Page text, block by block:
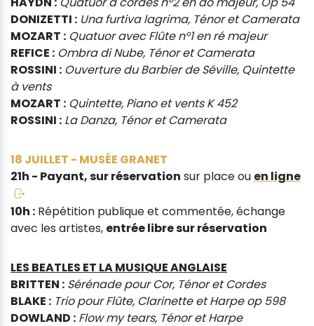
DONIZETTI : Una furtiva lagrima, Ténor et Camerata
MOZART : Quatuor avec Flûte n°1 en ré majeur
REFICE : Ombra di Nube, Ténor et Camerata
ROSSINI : Ouverture du Barbier de Séville, Quintette
à vents
MOZART : Quintette, Piano et vents K 452
ROSSINI : La Danza, Ténor et Camerata
18 JUILLET - MUSÉE GRANET
21h - Payant, sur réservation sur place ou en ligne
10h : Répétition publique et commentée, échange
avec les artistes, entrée libre sur réservation
LES BEATLES ET LA MUSIQUE ANGLAISE
BRITTEN : Sérénade pour Cor, Ténor et Cordes
BLAKE : Trio pour Flûte, Clarinette et Harpe op 598
DOWLAND : Flow my tears, Ténor et Harpe